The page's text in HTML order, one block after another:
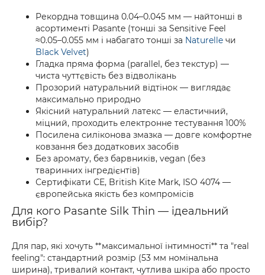
Рекордна товщина 0.04–0.045 мм — найтонші в
асортименті Pasante (тонші за Sensitive Feel
≈0.05–0.055 мм і набагато тонші за Naturelle чи
Black Velvet)
Гладка пряма форма (parallel, без текстур) —
чиста чуттєвість без відволікань
Прозорий натуральний відтінок — виглядає
максимально природно
Якісний натуральний латекс — еластичний,
міцний, проходить електронне тестування 100%
Посилена силіконова змазка — довге комфортне
ковзання без додаткових засобів
Без аромату, без барвників, vegan (без
тваринних інгредієнтів)
Сертифікати CE, British Kite Mark, ISO 4074 —
європейська якість без компромісів
Для кого Pasante Silk Thin — ідеальний
вибір?
Для пар, які хочуть **максимальної інтимності** та "real
feeling": стандартний розмір (53 мм номінальна
ширина), тривалий контакт, чутлива шкіра або просто